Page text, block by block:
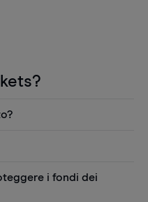
i prezzi e
notizie Reuters
azionari ditedesca di
i fondi dei